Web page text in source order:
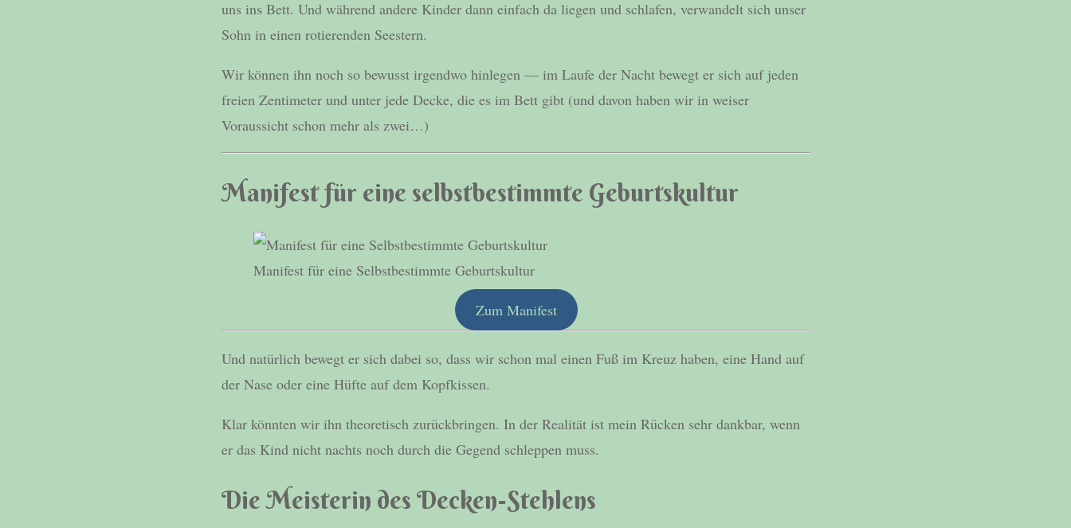
uns ins Bett. Und während andere Kinder dann einfach da liegen und schlafen, verwandelt sich unser
Sohn in einen rotierenden Seestern.
Wir können ihn noch so bewusst irgendwo hinlegen — im Laufe der Nacht bewegt er sich auf jeden
freien Zentimeter und unter jede Decke, die es im Bett gibt (und davon haben wir in weiser
Voraussicht schon mehr als zwei…)
Manifest für eine selbstbestimmte Geburtskultur
Manifest für eine Selbstbestimmte Geburtskultur
Zum Manifest
Und natürlich bewegt er sich dabei so, dass wir schon mal einen Fuß im Kreuz haben, eine Hand auf
der Nase oder eine Hüfte auf dem Kopfkissen.
Klar könnten wir ihn theoretisch zurückbringen. In der Realität ist mein Rücken sehr dankbar, wenn
er das Kind nicht nachts noch durch die Gegend schleppen muss.
Die Meisterin des Decken-Stehlens